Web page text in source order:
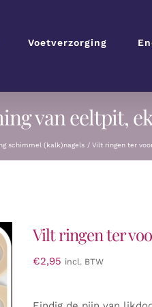
Voetverzorging
van eeltpit,
schimmel (kalk)nagels Vilt ringen ter
Vilt ringen ter
€2,95 incl. BTW